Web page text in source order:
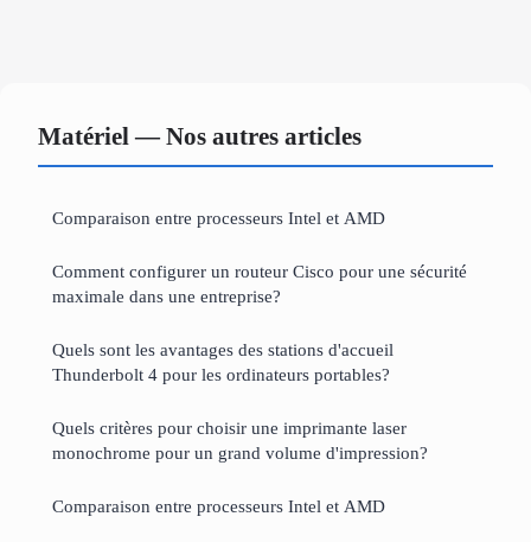
Matériel — Nos autres articles
Comparaison entre processeurs Intel et AMD
Comment configurer un routeur Cisco pour une sécurité
maximale dans une entreprise?
Quels sont les avantages des stations d'accueil
Thunderbolt 4 pour les ordinateurs portables?
Quels critères pour choisir une imprimante laser
monochrome pour un grand volume d'impression?
Comparaison entre processeurs Intel et AMD